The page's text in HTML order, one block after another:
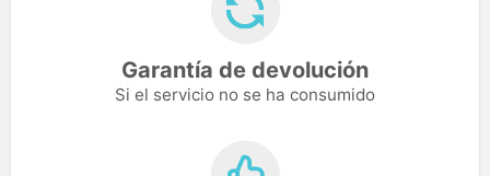
Garantía de devolución
Si el servicio no se ha consumido